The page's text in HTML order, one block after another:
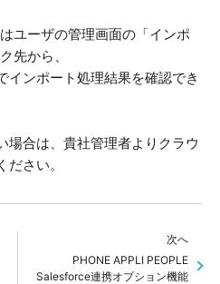
ユーザの管理画面の「インポ
先から、
インポート処理結果を確認でき
場合は、貴社管理者よりクラウ
さい。
次へ
PHONE APPLI PEOPLE
Salesforce連携オプション機能